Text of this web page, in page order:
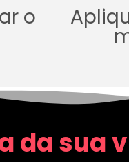
o
da sua